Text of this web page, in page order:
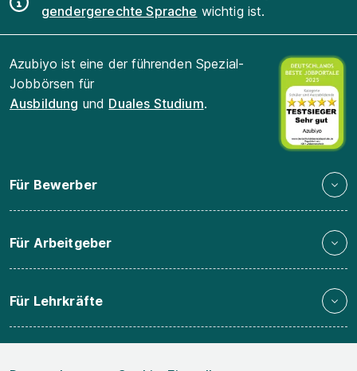
gendergerechte Sprache wichtig ist.
Azubiyo ist eine der führenden Spezial-
Jobbörsen für
Ausbildung und Duales Studium.
Für Bewerber
Für Arbeitgeber
Für Lehrkräfte